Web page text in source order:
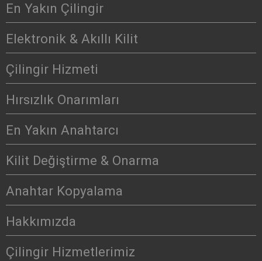
En Yakın Çilingir
Elektronik & Akıllı Kilit
Çilingir Hizmeti
Hırsızlık Onarımları
En Yakın Anahtarcı
Kilit Değiştirme & Onarma
Anahtar Kopyalama
Hakkımızda
Çilingir Hizmetlerimiz